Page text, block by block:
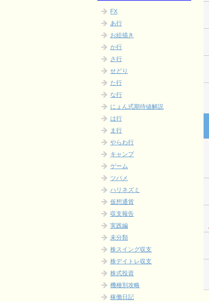
FX
あ行
お絵描き
か行
さ行
せどり
た行
な行
にょん式期待値解説
は行
ま行
やらわ行
キャンプ
ゲーム
ツバメ
ハリネズミ
仮想通貨
収支報告
実践編
未分類
株スイング収支
株デイトレ収支
株式投資
機種別攻略
稼働日記